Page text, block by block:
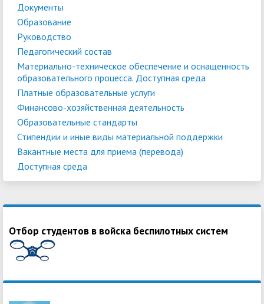
Документы
Образование
Руководство
Педагогический состав
Материально-техническое обеспечение и оснащенность
образовательного процесса. Доступная среда
Платные образовательные услуги
Финансово-хозяйственная деятельность
Образовательные стандарты
Стипендии и иные виды материальной поддержки
Вакантные места для приема (перевода)
Доступная среда
Отбор студентов в войска беспилотных систем